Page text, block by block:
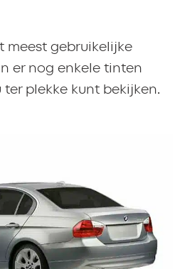
meest gebruikelijke
er nog enkele tinten
plekke kunt bekijken.